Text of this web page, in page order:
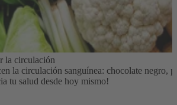
la circulación
la circulación sanguínea: chocolate negro,
tu salud desde hoy mismo!